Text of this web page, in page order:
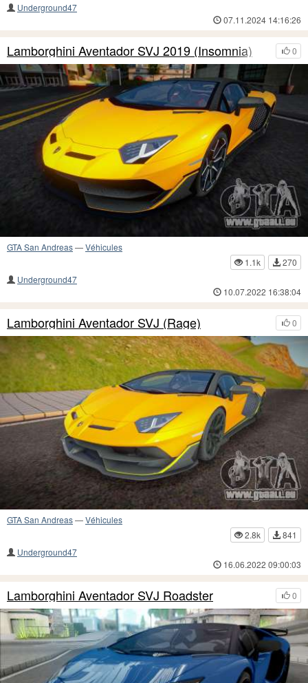
Underground47
07.11.2024 14:16:26
0
Lamborghini Aventador SVJ 2019 (Insomnia)
GTA San Andreas—Véhicules
1.1k
270
Underground47
10.07.2022 16:38:04
0
Lamborghini Aventador SVJ (Rage)
GTA San Andreas—Véhicules
2.8k
841
Underground47
16.06.2022 09:00:03
0
Lamborghini Aventador SVJ Roadster